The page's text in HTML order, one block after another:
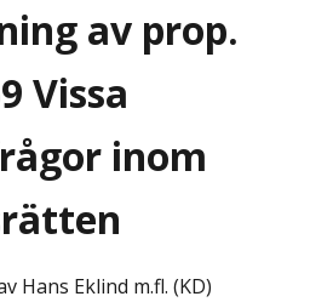
av prop.
Vissa
inom
Hans Eklind m.fl. (KD)